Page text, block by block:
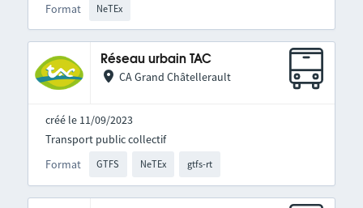
Format NeTEx
Réseau urbain TAC
CA Grand Châtellerault
créé le 11/09/2023
Format GTFS NeTEx gtfs-rt
Transport public collectif